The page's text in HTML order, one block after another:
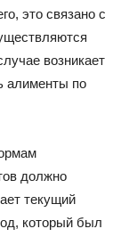
это связано с
возникает
алименты по
должно
текущий
который был